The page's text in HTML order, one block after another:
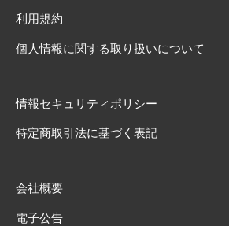
利用規約
個人情報に関する取り扱いについて
情報セキュリティポリシー
特定商取引法に基づく表記
会社概要
電子公告